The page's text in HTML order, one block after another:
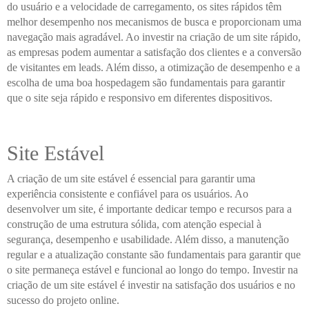
do usuário e a velocidade de carregamento, os sites rápidos têm
melhor desempenho nos mecanismos de busca e proporcionam uma
navegação mais agradável. Ao investir na criação de um site rápido,
as empresas podem aumentar a satisfação dos clientes e a conversão
de visitantes em leads. Além disso, a otimização de desempenho e a
escolha de uma boa hospedagem são fundamentais para garantir
que o site seja rápido e responsivo em diferentes dispositivos.
Site Estável
A criação de um site estável é essencial para garantir uma
experiência consistente e confiável para os usuários. Ao
desenvolver um site, é importante dedicar tempo e recursos para a
construção de uma estrutura sólida, com atenção especial à
segurança, desempenho e usabilidade. Além disso, a manutenção
regular e a atualização constante são fundamentais para garantir que
o site permaneça estável e funcional ao longo do tempo. Investir na
criação de um site estável é investir na satisfação dos usuários e no
sucesso do projeto online.